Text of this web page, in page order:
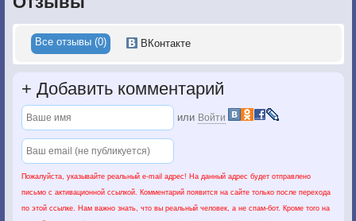
Все отзывы (0) ВКонтакте
+ Добавить комментарий
или Войти
Пожалуйста, указывайте реальный e-mail адрес! На данный адрес будет отправлено
письмо с активационной ссылкой. Комментарий появится на сайте только после перехода
по этой ссылке. Нам важно знать, что вы реальный человек, а не спам-бот. Кроме того на